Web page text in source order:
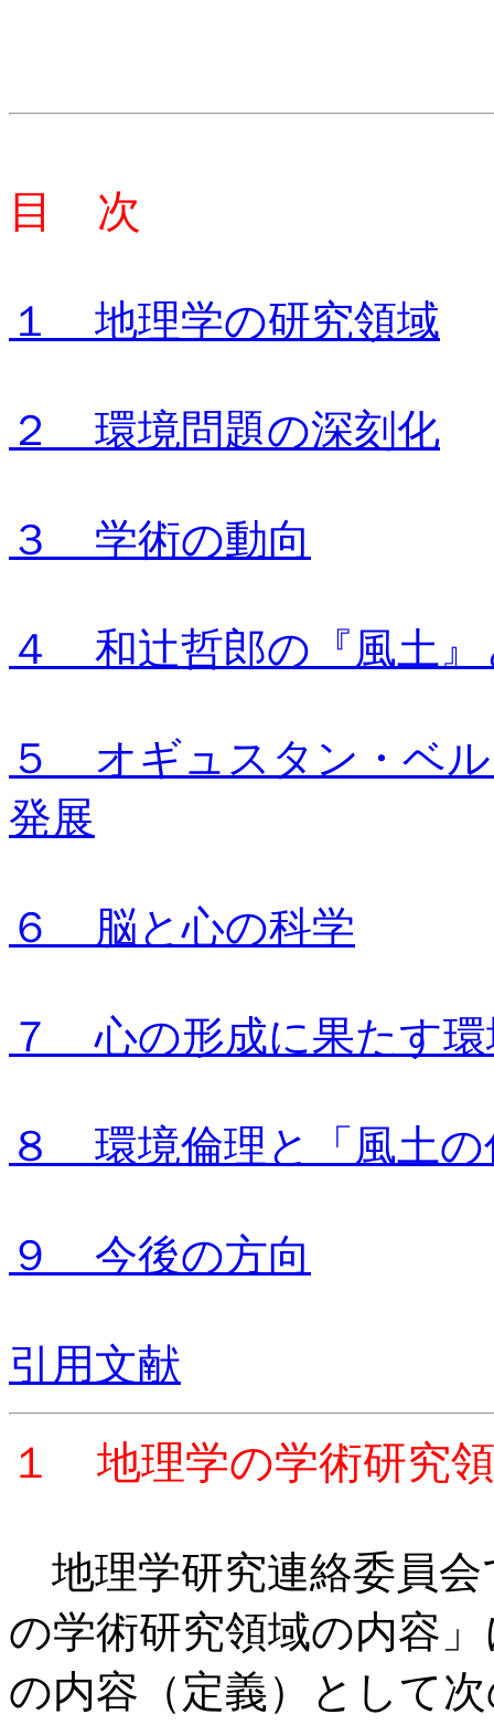
目 次
１ 地理学の研究領域
２ 環境問題の深刻化
３ 学術の動向
４ 和辻哲郎の『風土
５ オギュスタン・ベ
発展
６ 脳と心の科学
７ 心の形成に果たす環
８ 環境倫理と「風土の
９ 今後の方向
引用文献
１ 地理学の学術研究
地理学研究連絡委員会
の学術研究領域の内容
の内容（定義）として